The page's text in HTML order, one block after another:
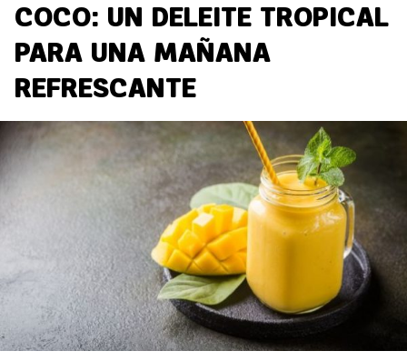
COCO: UN DELEITE TROPICAL
PARA UNA MAÑANA
REFRESCANTE